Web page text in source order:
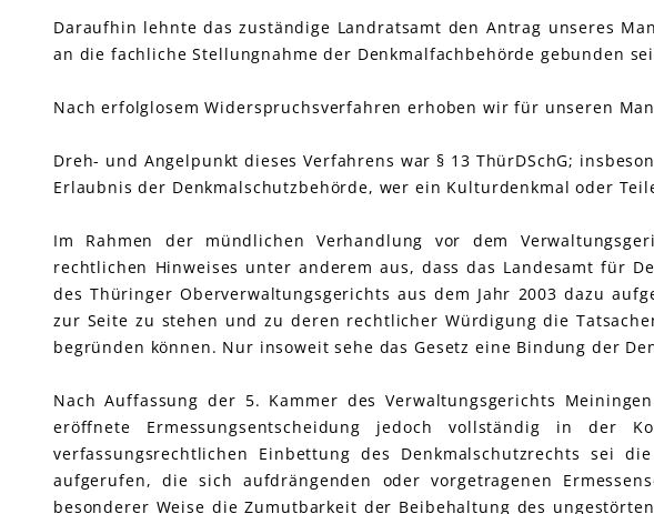
Daraufhin lehnte das zuständige Landratsamt den Antrag unseres
an die fachliche Stellungnahme der Denkmalfachbehörde gebunden
Nach erfolglosem Widerspruchsverfahren erhoben wir für unseren
Dreh- und Angelpunkt dieses Verfahrens war § 13 ThürDSchG;
Erlaubnis der Denkmalschutzbehörde, wer ein Kulturdenkmal oder
Im Rahmen der mündlichen Verhandlung vor dem
rechtlichen Hinweises unter anderem aus, dass das Landesamt für
des Thüringer Oberverwaltungsgerichts aus dem Jahr 2003 dazu
zur Seite zu stehen und zu deren rechtlicher Würdigung die
begründen können. Nur insoweit sehe das Gesetz eine Bindung der
Nach Auffassung der 5. Kammer des Verwaltungsgerichts
eröffnete Ermessungsentscheidung jedoch vollständig in der
verfassungsrechtlichen Einbettung des Denkmalschutzrechts sei
aufgerufen, die sich aufdrängenden oder vorgetragenen
besonderer Weise die Zumutbarkeit der Beibehaltung des